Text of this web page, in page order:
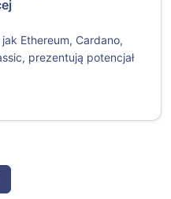
Ethereum, Cardano,
prezentują potencjał